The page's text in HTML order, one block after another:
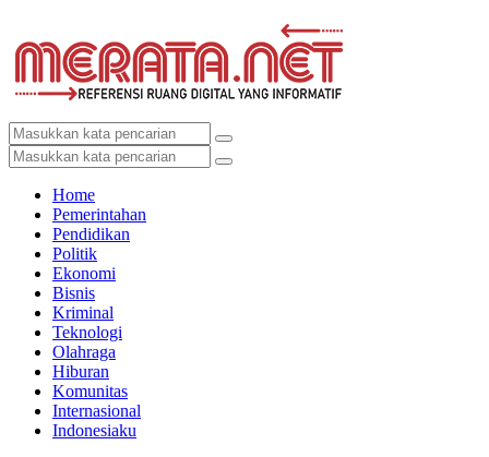
Home
Pemerintahan
Pendidikan
Politik
Ekonomi
Bisnis
Kriminal
Teknologi
Olahraga
Hiburan
Komunitas
Internasional
Indonesiaku